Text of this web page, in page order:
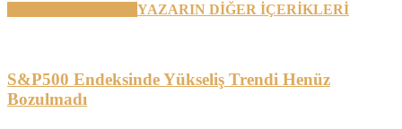
YAZARIN DİĞER İÇERİKLERİ
S&P500 Endeksinde Yükseliş Trendi Henüz
Bozulmadı